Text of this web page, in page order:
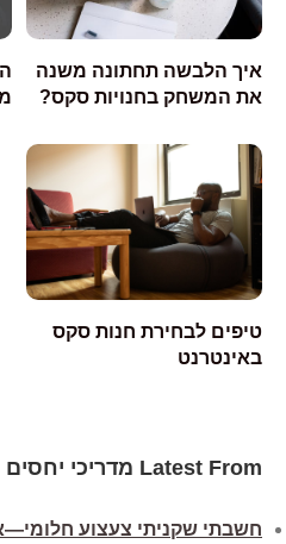
איך הלבשה תחתונה משנה
את המשחק בחנויות סקס?
טיפים לבחירת חנות סקס
באינטרנט
Latest From מדריכי יחסים ומאמרי הדרכה
חשבתי שקניתי צעצוע